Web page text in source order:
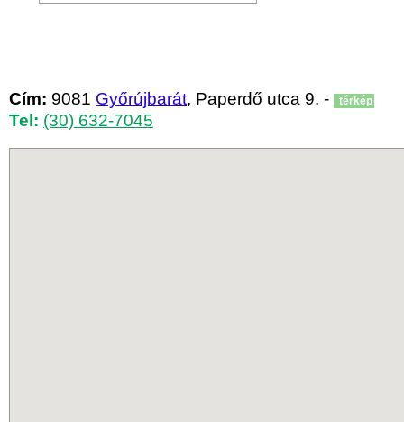
Cím: 9081 Győrújbarát, Paperdő utca 9. - térkép
Tel: (30) 632-7045